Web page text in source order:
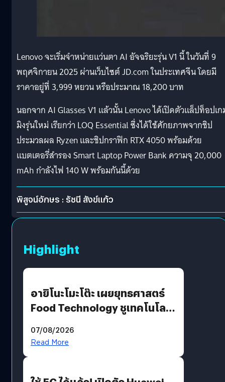
Lenovo จะเริ่มจำหน่ายแว่นตา AI อัจฉริยะรุ่น V1 นี้ ในวันที่ 9
พฤศจิกายน 2025 ผ่านเว็บไซต์ JD.com ในประเทศจีน โดยมี
ราคาอยู่ที่ 3,999 หยวน หรือประมาณ 18,200 บาท
นอกจาก AI Glasses V1 แล้วนั้น Lenovo ได้เปิดตัวแล็ปท็อปเ
มิงรุ่นใหม่ เรียกว่า LOQ Essential ซึ่งได้ใช้ศักยภาพจากชิป
ประมวลผล Ryzen และชิปกราฟิก RTX 4050 พร้อมด้วย
แบตเตอรี่สำรอง Smart Laptop Power Bank ความจุ 20,000
mAh กำลังไฟ 140 W พร้อมกันนี้ด้วย
พิสูจน์อักษร : รัชนี สังข์แก้ว
Highlight
อายิโนะโมะโต๊ะ เผยยุทธศาสตร์
Food Technology ชูเทคโนโลยี
บริโภคและ B2B
07/08/2026
Read More